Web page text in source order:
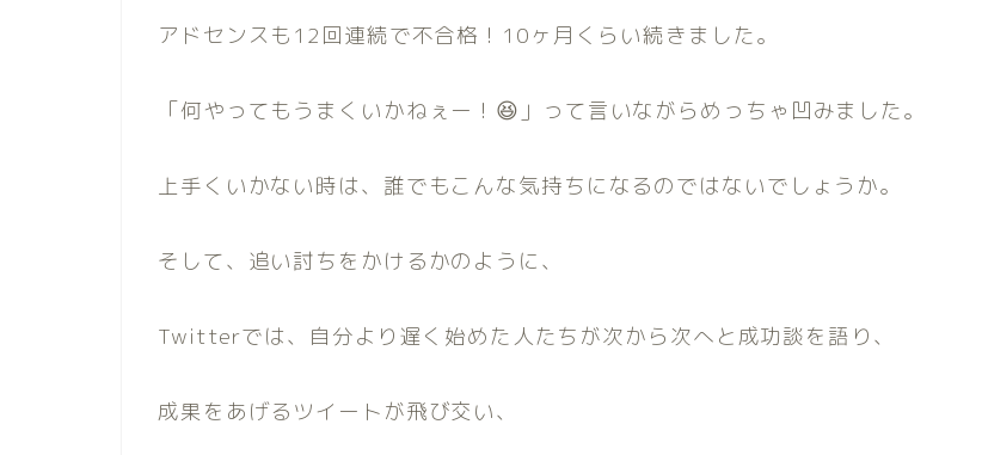
アドセンスも12回連続で不合格！10ヶ月くらい続きました。
「何やってもうまくいかねぇー！😆」って言いながらめっちゃ凹みました。
上手くいかない時は、誰でもこんな気持ちになるのではないでしょうか。
そして、追い討ちをかけるかのように、
Twitterでは、自分より遅く始めた人たちが次から次へと成功談を語り、
成果をあげるツイートが飛び交い、